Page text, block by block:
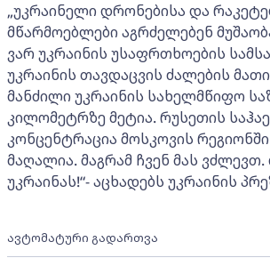
„უკრაინელი დრონებისა და
მწარმოებლები აგრძელებენ
ვარ უკრაინის უსაფრთხოების
უკრაინის თავდაცვის ძალების
მანძილი უკრაინის სახელმწიფო
კილომეტრზე მეტია. რუსეთის
კონცენტრაცია მოსკოვის
მაღალია. მაგრამ ჩვენ მას
უკრაინას!“- აცხადებს უკრაინის
ავტომატური გადართვა